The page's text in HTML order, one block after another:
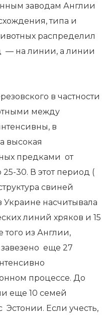
заводам Англии
типа и
распределил
— на линии, а линии
в частности
между
в
высокая
предками от
30. В этот период (
свиней
насчитывала
линий хряков и 15
из Англии,
еще 27
процессе. До
еще 10 семей
Эстонии. Если учесть,